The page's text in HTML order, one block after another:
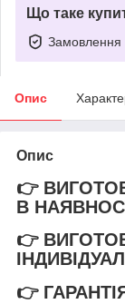
Що таке
Замовлення
Опис
Опис
👉
В
👉
👉